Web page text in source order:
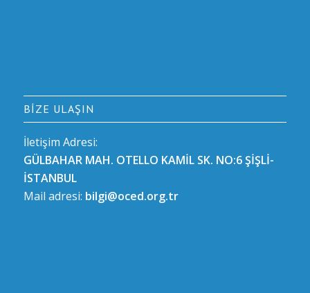
BIZE ULAŞIN
İletişim Adresi:
GÜLBAHAR MAH. OTELLO KAMİL SK. NO:6 ŞİŞLİ-
İSTANBUL
Mail adresi: bilgi@oced.org.tr